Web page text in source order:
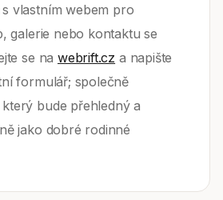
vlastním webem pro
galerie nebo kontaktu se
se na webrift.cz a napište
formulář; společně
bude přehledný a
jako dobré rodinné